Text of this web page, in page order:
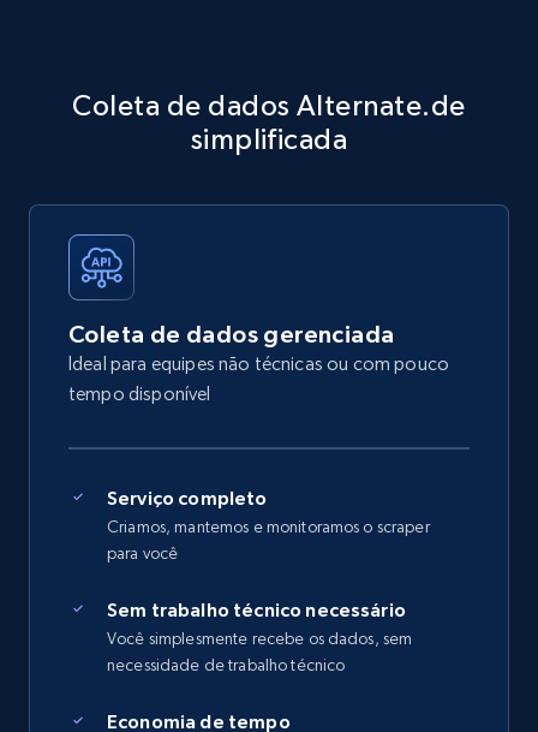
Coleta de dados Alternate.de
simplificada
Coleta de dados gerenciada
Ideal para equipes não técnicas ou com pouco
tempo disponível
Serviço completo
Criamos, mantemos e monitoramos o scraper
para você
Sem trabalho técnico necessário
Você simplesmente recebe os dados, sem
necessidade de trabalho técnico
Economia de tempo